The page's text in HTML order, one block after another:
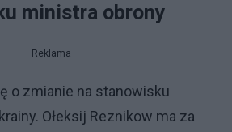
ministra obrony
Reklama
o zmianie na stanowisku
Ołeksij Reznikow ma za